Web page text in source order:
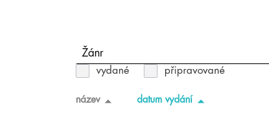
Žánr
vydané připravované
název datum vydání